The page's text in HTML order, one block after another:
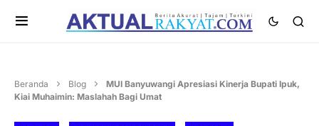
Beranda Blog
MUI Banyuwangi Apresiasi Kinerja Bupati Ipuk,
Kiai Muhaimin: Maslahah Bagi Umat